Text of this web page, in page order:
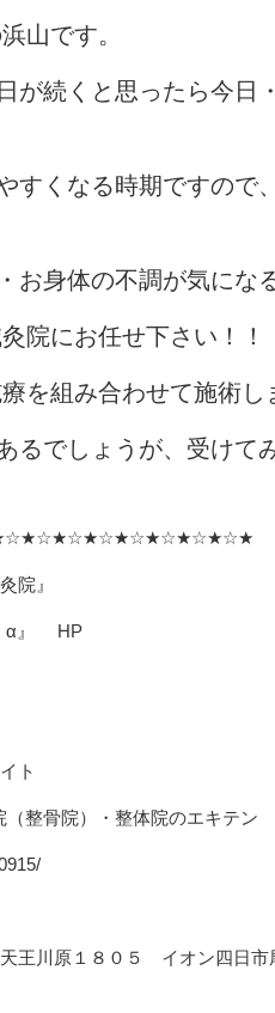
山です。
が続くと思ったら今日
すくなる時期ですので
お身体の不調が気にな
院にお任せ下さい！！
を組み合わせて施術し
るでしょうが、受けて
院』
α』 HP
イト
整骨院）・整体院のエキテン
王川原１８０５ イオン四日市